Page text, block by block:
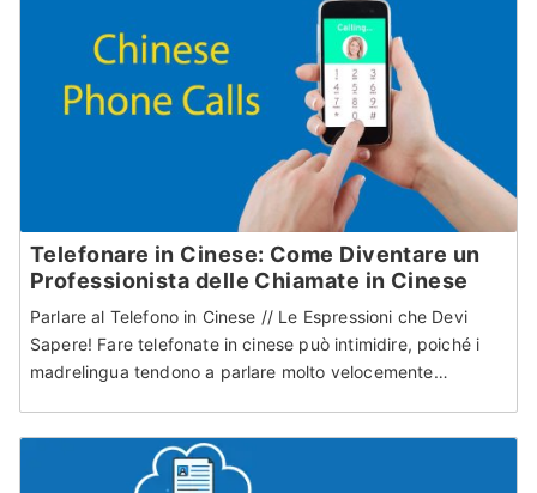
Telefonare in Cinese: Come Diventare un
Professionista delle Chiamate in Cinese
Parlare al Telefono in Cinese // Le Espressioni che Devi
Sapere! Fare telefonate in cinese può intimidire, poiché i
madrelingua tendono a parlare molto velocemente…